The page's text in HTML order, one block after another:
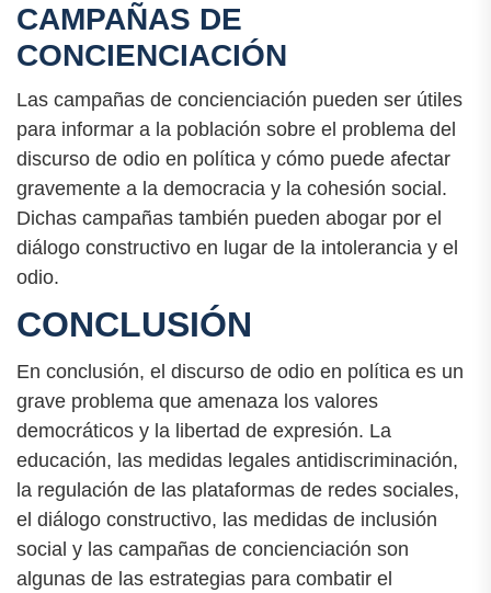
CAMPAÑAS DE
CONCIENCIACIÓN
Las campañas de concienciación pueden ser útiles
para informar a la población sobre el problema del
discurso de odio en política y cómo puede afectar
gravemente a la democracia y la cohesión social.
Dichas campañas también pueden abogar por el
diálogo constructivo en lugar de la intolerancia y el
odio.
CONCLUSIÓN
En conclusión, el discurso de odio en política es un
grave problema que amenaza los valores
democráticos y la libertad de expresión. La
educación, las medidas legales antidiscriminación,
la regulación de las plataformas de redes sociales,
el diálogo constructivo, las medidas de inclusión
social y las campañas de concienciación son
algunas de las estrategias para combatir el